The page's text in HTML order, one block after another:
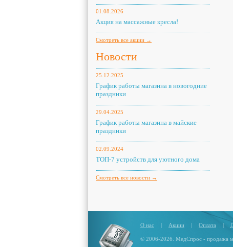
01.08.2026
Акция на массажные кресла!
Смотреть все акции →
Новости
25.12.2025
График работы магазина в новогодние
праздники
29.04.2025
График работы магазина в майские
праздники
02.09.2024
ТОП-7 устройств для уютного дома
Смотреть все новости →
О нас | Акции | Оплата |
© 2006-2026. МедСпрос - продажа